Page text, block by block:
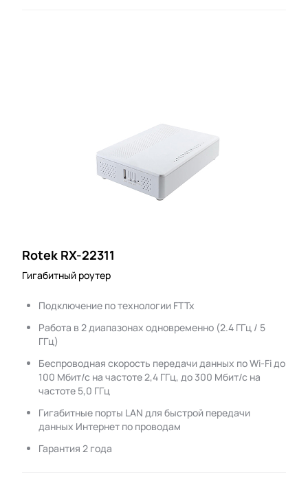
Rotek RX-22311
Гигабитный роутер
Подключение по технологии FTTx
Работа в 2 диапазонах одновременно (2.4 ГГц / 5
ГГц)
Беспроводная скорость передачи данных по Wi-Fi до
100 Мбит/с на частоте 2,4 ГГц, до 300 Мбит/с на
частоте 5,0 ГГц
Гигабитные порты LAN для быстрой передачи
данных Интернет по проводам
Гарантия 2 года